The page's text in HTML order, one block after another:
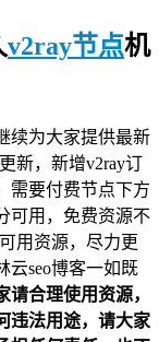
v2ray节点机
续为大家提供最新
新，新增v2ray订
需要付费节点下方
可用，免费资源不
用资源，尽力更
云seo博客一如既
合理使用资源，
违法用途，请大家